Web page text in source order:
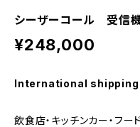
シーザーコール 受信
¥248,000
International
飲食店・キッチンカー・フー